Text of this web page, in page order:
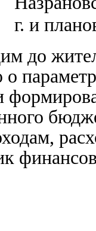
г. и
до